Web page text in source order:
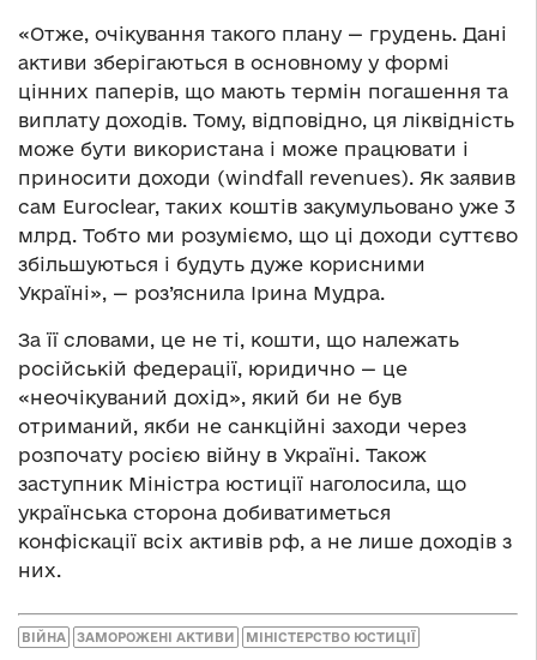
«Отже, очікування такого плану — грудень. Дані
активи зберігаються в основному у формі
цінних паперів, що мають термін погашення та
виплату доходів. Тому, відповідно, ця ліквідність
може бути використана і може працювати і
приносити доходи (windfall revenues). Як заявив
сам Euroclear, таких коштів закумульовано уже 3
млрд. Тобто ми розуміємо, що ці доходи суттєво
збільшуються і будуть дуже корисними
Україні», — роз’яснила Ірина Мудра.
За її словами, це не ті, кошти, що належать
російській федерації, юридично — це
«неочікуваний дохід», який би не був
отриманий, якби не санкційні заходи через
розпочату росією війну в Україні. Також
заступник Міністра юстиції наголосила, що
українська сторона добиватиметься
конфіскації всіх активів рф, а не лише доходів з
них.
ВІЙНА ЗАМОРОЖЕНІ АКТИВИ МІНІСТЕРСТВО ЮСТИЦІЇ